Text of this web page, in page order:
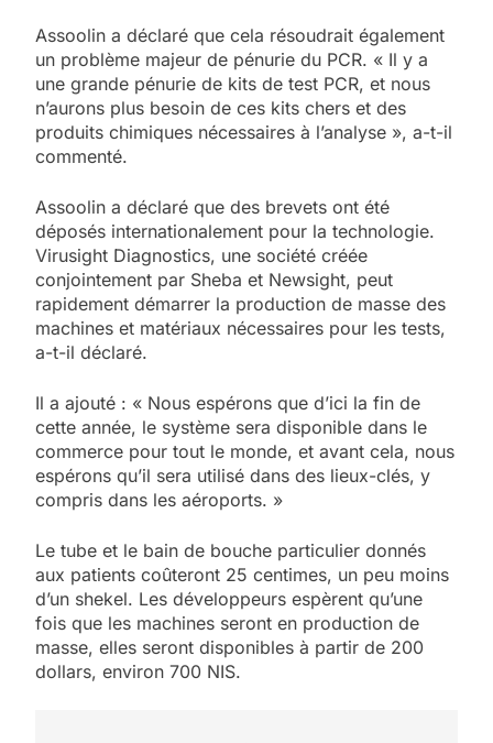
Assoolin a déclaré que cela résoudrait également
un problème majeur de pénurie du PCR. « Il y a
une grande pénurie de kits de test PCR, et nous
n’aurons plus besoin de ces kits chers et des
produits chimiques nécessaires à l’analyse », a-t-il
commenté.
Assoolin a déclaré que des brevets ont été
déposés internationalement pour la technologie.
Virusight Diagnostics, une société créée
conjointement par Sheba et Newsight, peut
rapidement démarrer la production de masse des
machines et matériaux nécessaires pour les tests,
a-t-il déclaré.
Il a ajouté : « Nous espérons que d’ici la fin de
cette année, le système sera disponible dans le
commerce pour tout le monde, et avant cela, nous
espérons qu’il sera utilisé dans des lieux-clés, y
compris dans les aéroports. »
Le tube et le bain de bouche particulier donnés
aux patients coûteront 25 centimes, un peu moins
d’un shekel. Les développeurs espèrent qu’une
fois que les machines seront en production de
masse, elles seront disponibles à partir de 200
dollars, environ 700 NIS.